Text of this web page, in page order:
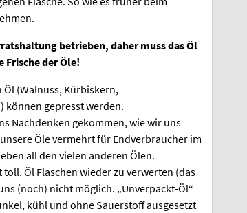
betrieben, daher muss das Öl
Frische der Öle!
(Walnuss, Kürbiskern,
können gepresst werden.
Nachdenken gekommen, wie wir uns
Öle vermehrt für Endverbraucher im
all den vielen anderen Ölen.
Öl Flaschen wieder zu verwerten (das
(noch) nicht möglich. „Unverpackt-Öl“
kühl und ohne Sauerstoff ausgesetzt